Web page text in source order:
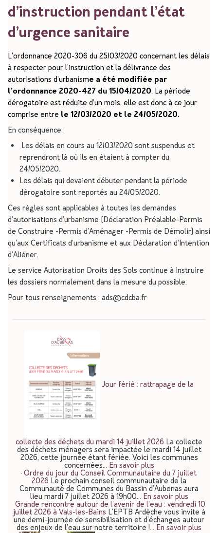
d’instruction pendant l’état
d’urgence sanitaire
L’ordonnance 2020-306 du 25/03/2020 concernant les délais
à respecter pour l’instruction et la délivrance des
autorisations d’urbanisme a été modifiée par
l’ordonnance 2020-427 du 15/04/2020. La période
dérogatoire est réduite d’un mois, elle est donc à ce jour
comprise entre le 12/03/2020 et le 24/05/2020.
En conséquence :
Les délais en cours au 12/03/2020 sont suspendus et
reprendront là où ils en étaient à compter du
24/05/2020.
Les délais qui devaient débuter pendant la période
dérogatoire sont reportés au 24/05/2020.
Ces règles sont applicables à toutes les demandes
d’autorisations d’urbanisme (Déclaration Préalable-Permis
de Construire -Permis d’Aménager -Permis de Démolir) ainsi
qu’aux Certificats d’urbanisme et aux Déclaration d’Intention
d’Aliéner.
Le service Autorisation Droits des Sols continue à instruire
les dossiers normalement dans la mesure du possible.
Pour tous renseignements : ads@cdcba.fr
Jour férié : rattrapage de la
collecte des déchets du mardi 14 juillet 2026 La collecte
des déchets ménagers sera impactée le mardi 14 juillet
2026, cette journée étant fériée. Voici les communes
concernées… En savoir plus
Ordre du jour du Conseil Communautaire du 7 juillet
2026 Le prochain conseil communautaire de la
Communauté de Communes du Bassin d’Aubenas aura
lieu mardi 7 juillet 2026 à 19h00… En savoir plus
Grande rencontre autour de l’avenir de l’eau : vendredi 10
juillet 2026 à Vals-les-Bains L'EPTB Ardèche vous invite à
une demi-journée de sensibilisation et d'échanges autour
des enjeux de l'eau sur notre territoire !… En savoir plus